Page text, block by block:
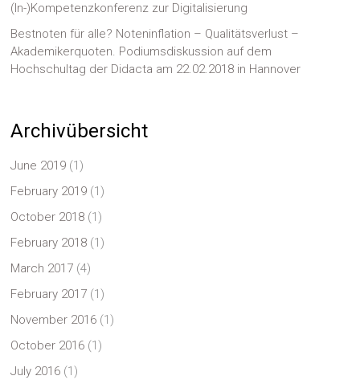
(In-)Kompetenzkonferenz zur Digitalisierung
Bestnoten für alle? Noteninflation – Qualitätsverlust –
Akademikerquoten. Podiumsdiskussion auf dem
Hochschultag der Didacta am 22.02.2018 in Hannover
Archivübersicht
June 2019 (1)
February 2019 (1)
October 2018 (1)
February 2018 (1)
March 2017 (4)
February 2017 (1)
November 2016 (1)
October 2016 (1)
July 2016 (1)